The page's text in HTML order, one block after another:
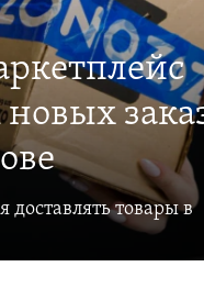
доставлять товары в